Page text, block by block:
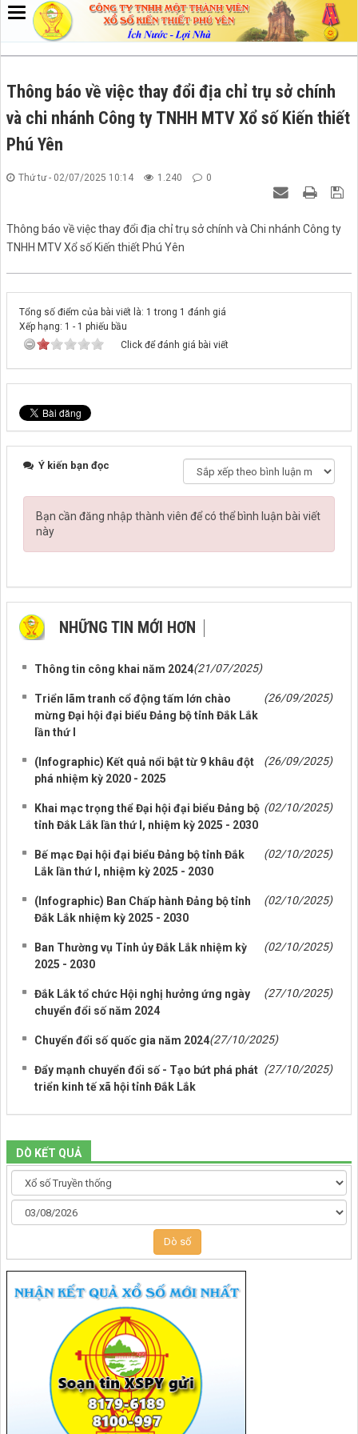
Thông báo về việc thay đổi địa chỉ trụ sở chính
và chi nhánh Công ty TNHH MTV Xổ số Kiến thiết
Phú Yên
Thứ tư - 02/07/2025 10:14 1.240 0
Thông báo về việc thay đổi địa chỉ trụ sở chính và Chi nhánh Công ty
TNHH MTV Xổ số Kiến thiết Phú Yên
Tổng số điểm của bài viết là: 1 trong 1 đánh giá
Xếp hạng: 1 - 1 phiếu bầu
Click để đánh giá bài viết
Ý kiến bạn đọc
Bạn cần đăng nhập thành viên để có thể bình luận bài viết
này
NHỮNG TIN MỚI HƠN
Thông tin công khai năm 2024(21/07/2025)
Triển lãm tranh cổ động tấm lớn chào
mừng Đại hội đại biểu Đảng bộ tỉnh Đắk Lắk
lần thứ I
(26/09/2025)
(Infographic) Kết quả nổi bật từ 9 khâu đột
phá nhiệm kỳ 2020 - 2025
(26/09/2025)
Khai mạc trọng thể Đại hội đại biểu Đảng bộ
tỉnh Đắk Lắk lần thứ I, nhiệm kỳ 2025 - 2030
(02/10/2025)
Bế mạc Đại hội đại biểu Đảng bộ tỉnh Đắk
Lắk lần thứ I, nhiệm kỳ 2025 - 2030
(02/10/2025)
(Infographic) Ban Chấp hành Đảng bộ tỉnh
Đắk Lắk nhiệm kỳ 2025 - 2030
(02/10/2025)
Ban Thường vụ Tỉnh ủy Đắk Lắk nhiệm kỳ
2025 - 2030
(02/10/2025)
Đắk Lắk tổ chức Hội nghị hưởng ứng ngày
chuyển đổi số năm 2024
(27/10/2025)
Chuyển đổi số quốc gia năm 2024(27/10/2025)
Đẩy mạnh chuyển đổi số - Tạo bứt phá phát
triển kinh tế xã hội tỉnh Đắk Lắk
(27/10/2025)
DÒ KẾT QUẢ
Dò số